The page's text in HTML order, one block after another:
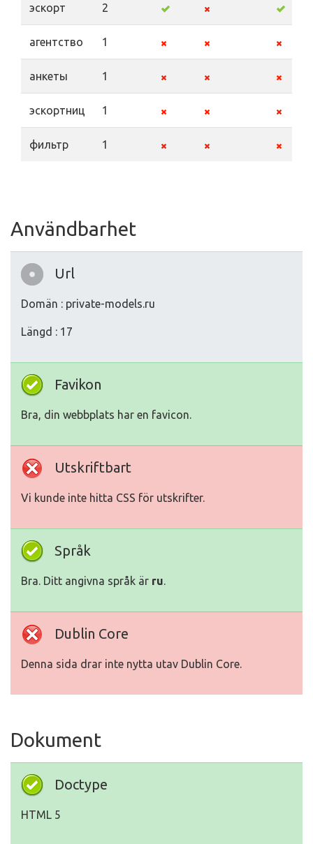
эскорт 2
агентство 1
анкеты 1
эскортниц 1
фильтр 1
Användbarhet
Url
Domän : private-models.ru
Längd : 17
Favikon
Bra, din webbplats har en favicon.
Utskriftbart
Vi kunde inte hitta CSS för utskrifter.
Språk
Bra. Ditt angivna språk är ru.
Dublin Core
Denna sida drar inte nytta utav Dublin Core.
Dokument
Doctype
HTML 5